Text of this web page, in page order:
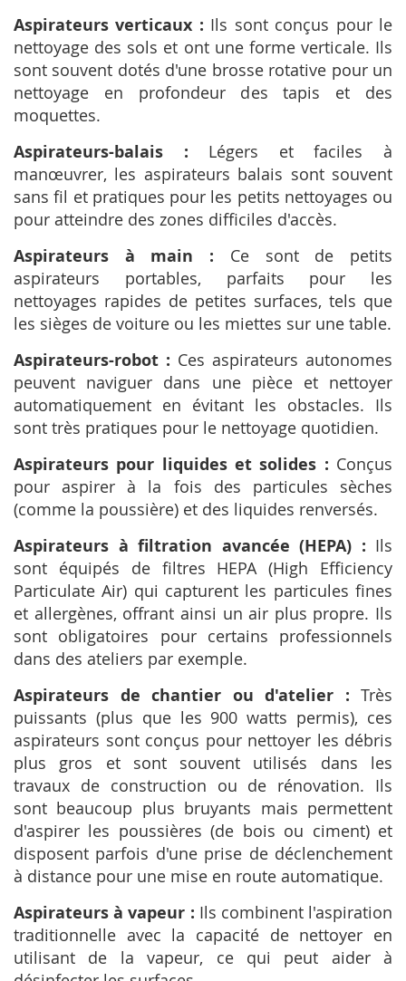
Aspirateurs verticaux : Ils sont conçus pour le
nettoyage des sols et ont une forme verticale. Ils
sont souvent dotés d'une brosse rotative pour un
nettoyage en profondeur des tapis et des
moquettes.
Aspirateurs-balais : Légers et faciles à
manœuvrer, les aspirateurs balais sont souvent
sans fil et pratiques pour les petits nettoyages ou
pour atteindre des zones difficiles d'accès.
Aspirateurs à main : Ce sont de petits
aspirateurs portables, parfaits pour les
nettoyages rapides de petites surfaces, tels que
les sièges de voiture ou les miettes sur une table.
Aspirateurs-robot : Ces aspirateurs autonomes
peuvent naviguer dans une pièce et nettoyer
automatiquement en évitant les obstacles. Ils
sont très pratiques pour le nettoyage quotidien.
Aspirateurs pour liquides et solides : Conçus
pour aspirer à la fois des particules sèches
(comme la poussière) et des liquides renversés.
Aspirateurs à filtration avancée (HEPA) : Ils
sont équipés de filtres HEPA (High Efficiency
Particulate Air) qui capturent les particules fines
et allergènes, offrant ainsi un air plus propre. Ils
sont obligatoires pour certains professionnels
dans des ateliers par exemple.
Aspirateurs de chantier ou d'atelier : Très
puissants (plus que les 900 watts permis), ces
aspirateurs sont conçus pour nettoyer les débris
plus gros et sont souvent utilisés dans les
travaux de construction ou de rénovation. Ils
sont beaucoup plus bruyants mais permettent
d'aspirer les poussières (de bois ou ciment) et
disposent parfois d'une prise de déclenchement
à distance pour une mise en route automatique.
Aspirateurs à vapeur : Ils combinent l'aspiration
traditionnelle avec la capacité de nettoyer en
utilisant de la vapeur, ce qui peut aider à